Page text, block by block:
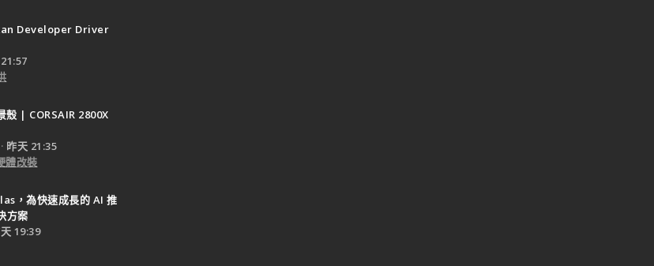
Developer Driver
殼 | CORSAIR 2800X
昨天 21:35
體改裝
，為快速成長的 AI 推
方案
19:39